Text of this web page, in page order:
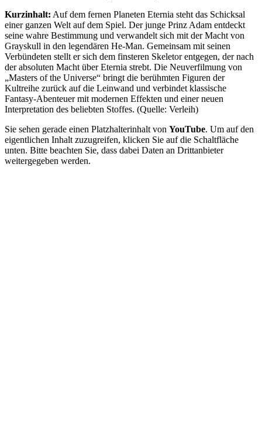
Kurzinhalt: Auf dem fernen Planeten Eternia steht das Schicksal
einer ganzen Welt auf dem Spiel. Der junge Prinz Adam entdeckt
seine wahre Bestimmung und verwandelt sich mit der Macht von
Grayskull in den legendären He-Man. Gemeinsam mit seinen
Verbündeten stellt er sich dem finsteren Skeletor entgegen, der nach
der absoluten Macht über Eternia strebt. Die Neuverfilmung von
„Masters of the Universe“ bringt die berühmten Figuren der
Kultreihe zurück auf die Leinwand und verbindet klassische
Fantasy-Abenteuer mit modernen Effekten und einer neuen
Interpretation des beliebten Stoffes. (Quelle: Verleih)
Sie sehen gerade einen Platzhalterinhalt von YouTube. Um auf den
eigentlichen Inhalt zuzugreifen, klicken Sie auf die Schaltfläche
unten. Bitte beachten Sie, dass dabei Daten an Drittanbieter
weitergegeben werden.